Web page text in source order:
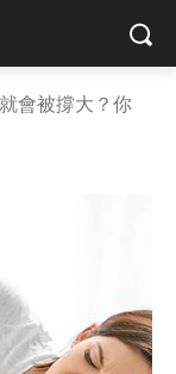
會被撐大？你